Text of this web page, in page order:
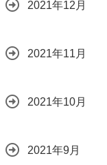
2021年12月
2021年11月
2021年10月
2021年9月